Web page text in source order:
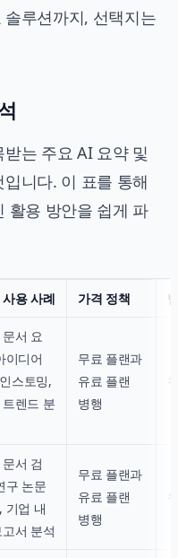
루션까지, 선택지는
는 주요 AI 요약 및
니다. 이 표를 통해
활용 방안을 쉽게 파
사용 사례 가격 정책
서 요
이디어
스토밍,
렌드 분
무료 플랜과
유료 플랜
병행
서 검
구 논문
기업 내
서 분석
무료 플랜과
유료 플랜
병행